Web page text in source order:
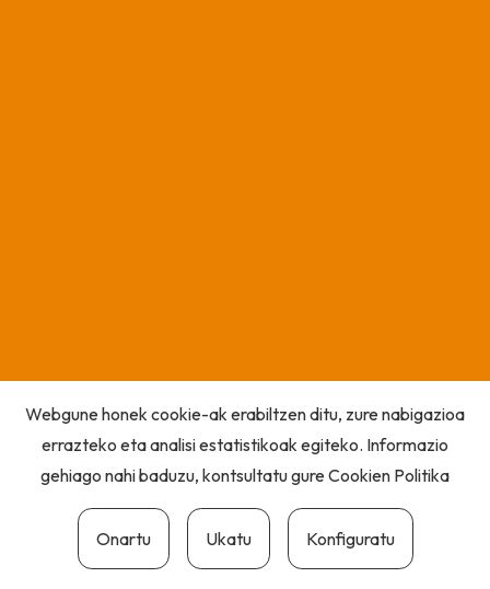
Webgune honek cookie-ak erabiltzen ditu, zure nabigazioa
errazteko eta analisi estatistikoak egiteko. Informazio
gehiago nahi baduzu, kontsultatu gureCookien Politika
Onartu Ukatu Konfiguratu